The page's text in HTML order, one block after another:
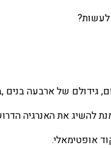
לעשות?
גידולם של ארבעה בנים
את האנרגיה
אופטימאלי.